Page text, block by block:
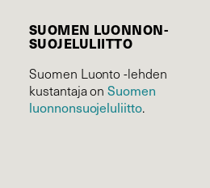
SUOMEN LUONNON­
SUOJELU­LIITTO
Suomen Luonto -lehden
kustantaja onSuomen
luonnonsuojelu­liitto.